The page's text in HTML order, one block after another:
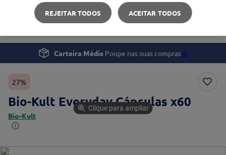
xiaomi
4º svr
Bem-estar
Suplementos e Vitaminas
Bio-Kult Everyday Cápsulas x60
Carteira Médis Poupe nas suas compras🪙
27%
Bio-Kult Everyday Cápsulas x60
Bio-Kult
Clique para ampliar
REJEITAR TODOS ACEITAR TODOS